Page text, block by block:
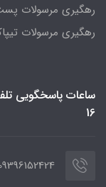
رهگیری مرسولات
رهگیری مرسولات
16